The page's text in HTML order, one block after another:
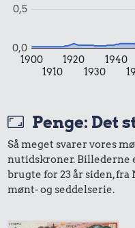
datidskroner er på
1900
1910
1920
1930
1940
0,0
0,5
Penge: Det
Så meget svarer vores
nutidskroner. Billederne
brugte for 23 år siden,
mønt- og seddelserie.